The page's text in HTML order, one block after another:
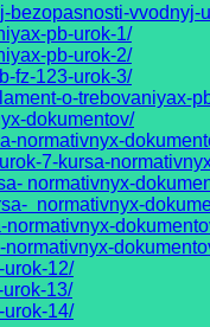
bezopasnosti-vvodnyj-
pb-urok-1/
pb-urok-2/
fz-123-urok-3/
o-trebovaniyax-
dokumentov/
normativnyx-
7-kursa-
normativnyx-
normativnyx-
normativnyx-
urok-12/
13/
urok-14/